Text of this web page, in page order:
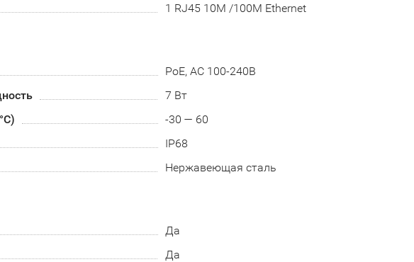
1 RJ45 10M /100M Ethernet
PoE, АC 100-240В
7 Вт
-30 — 60
IP68
Нержавеющая сталь
Да
Да